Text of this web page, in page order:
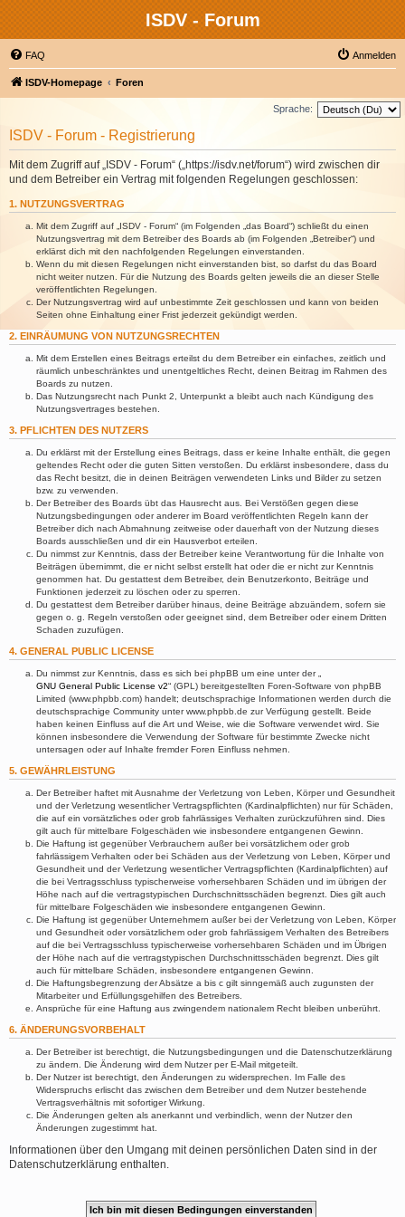
ISDV - Forum
FAQ Anmelden
ISDV-Homepage Foren
Sprache:
ISDV - Forum - Registrierung
Mit dem Zugriff auf „ISDV - Forum“ („https://isdv.net/forum“) wird zwischen dir
und dem Betreiber ein Vertrag mit folgenden Regelungen geschlossen:
1. NUTZUNGSVERTRAG
Mit dem Zugriff auf „ISDV - Forum“ (im Folgenden „das Board“) schließt du einen
Nutzungsvertrag mit dem Betreiber des Boards ab (im Folgenden „Betreiber“) und
erklärst dich mit den nachfolgenden Regelungen einverstanden.
Wenn du mit diesen Regelungen nicht einverstanden bist, so darfst du das Board
nicht weiter nutzen. Für die Nutzung des Boards gelten jeweils die an dieser Stelle
veröffentlichten Regelungen.
Der Nutzungsvertrag wird auf unbestimmte Zeit geschlossen und kann von beiden
Seiten ohne Einhaltung einer Frist jederzeit gekündigt werden.
2. EINRÄUMUNG VON NUTZUNGSRECHTEN
Mit dem Erstellen eines Beitrags erteilst du dem Betreiber ein einfaches, zeitlich und
räumlich unbeschränktes und unentgeltliches Recht, deinen Beitrag im Rahmen des
Boards zu nutzen.
Das Nutzungsrecht nach Punkt 2, Unterpunkt a bleibt auch nach Kündigung des
Nutzungsvertrages bestehen.
3. PFLICHTEN DES NUTZERS
Du erklärst mit der Erstellung eines Beitrags, dass er keine Inhalte enthält, die gegen
geltendes Recht oder die guten Sitten verstoßen. Du erklärst insbesondere, dass du
das Recht besitzt, die in deinen Beiträgen verwendeten Links und Bilder zu setzen
bzw. zu verwenden.
Der Betreiber des Boards übt das Hausrecht aus. Bei Verstößen gegen diese
Nutzungsbedingungen oder anderer im Board veröffentlichten Regeln kann der
Betreiber dich nach Abmahnung zeitweise oder dauerhaft von der Nutzung dieses
Boards ausschließen und dir ein Hausverbot erteilen.
Du nimmst zur Kenntnis, dass der Betreiber keine Verantwortung für die Inhalte von
Beiträgen übernimmt, die er nicht selbst erstellt hat oder die er nicht zur Kenntnis
genommen hat. Du gestattest dem Betreiber, dein Benutzerkonto, Beiträge und
Funktionen jederzeit zu löschen oder zu sperren.
Du gestattest dem Betreiber darüber hinaus, deine Beiträge abzuändern, sofern sie
gegen o. g. Regeln verstoßen oder geeignet sind, dem Betreiber oder einem Dritten
Schaden zuzufügen.
4. GENERAL PUBLIC LICENSE
Du nimmst zur Kenntnis, dass es sich bei phpBB um eine unter der „
GNU General Public License v2“ (GPL) bereitgestellten Foren-Software von phpBB
Limited (www.phpbb.com) handelt; deutschsprachige Informationen werden durch die
deutschsprachige Community unter www.phpbb.de zur Verfügung gestellt. Beide
haben keinen Einfluss auf die Art und Weise, wie die Software verwendet wird. Sie
können insbesondere die Verwendung der Software für bestimmte Zwecke nicht
untersagen oder auf Inhalte fremder Foren Einfluss nehmen.
5. GEWÄHRLEISTUNG
Der Betreiber haftet mit Ausnahme der Verletzung von Leben, Körper und Gesundheit
und der Verletzung wesentlicher Vertragspflichten (Kardinalpflichten) nur für Schäden,
die auf ein vorsätzliches oder grob fahrlässiges Verhalten zurückzuführen sind. Dies
gilt auch für mittelbare Folgeschäden wie insbesondere entgangenen Gewinn.
Die Haftung ist gegenüber Verbrauchern außer bei vorsätzlichem oder grob
fahrlässigem Verhalten oder bei Schäden aus der Verletzung von Leben, Körper und
Gesundheit und der Verletzung wesentlicher Vertragspflichten (Kardinalpflichten) auf
die bei Vertragsschluss typischerweise vorhersehbaren Schäden und im übrigen der
Höhe nach auf die vertragstypischen Durchschnittsschäden begrenzt. Dies gilt auch
für mittelbare Folgeschäden wie insbesondere entgangenen Gewinn.
Die Haftung ist gegenüber Unternehmern außer bei der Verletzung von Leben, Körper
und Gesundheit oder vorsätzlichem oder grob fahrlässigem Verhalten des Betreibers
auf die bei Vertragsschluss typischerweise vorhersehbaren Schäden und im Übrigen
der Höhe nach auf die vertragstypischen Durchschnittsschäden begrenzt. Dies gilt
auch für mittelbare Schäden, insbesondere entgangenen Gewinn.
Die Haftungsbegrenzung der Absätze a bis c gilt sinngemäß auch zugunsten der
Mitarbeiter und Erfüllungsgehilfen des Betreibers.
Ansprüche für eine Haftung aus zwingendem nationalem Recht bleiben unberührt.
6. ÄNDERUNGSVORBEHALT
Der Betreiber ist berechtigt, die Nutzungsbedingungen und die Datenschutzerklärung
zu ändern. Die Änderung wird dem Nutzer per E-Mail mitgeteilt.
Der Nutzer ist berechtigt, den Änderungen zu widersprechen. Im Falle des
Widerspruchs erlischt das zwischen dem Betreiber und dem Nutzer bestehende
Vertragsverhältnis mit sofortiger Wirkung.
Die Änderungen gelten als anerkannt und verbindlich, wenn der Nutzer den
Änderungen zugestimmt hat.
Informationen über den Umgang mit deinen persönlichen Daten sind in der
Datenschutzerklärung enthalten.